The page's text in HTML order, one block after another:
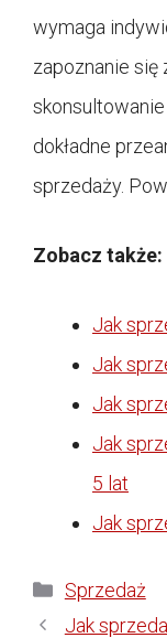
wymaga
zapoznanie się
dokładne
sprzedaży.
Zobacz także:
Jak
Jak
Jak
Jak
5 lat
Jak
Kategorie
Sprzedaż
Jak